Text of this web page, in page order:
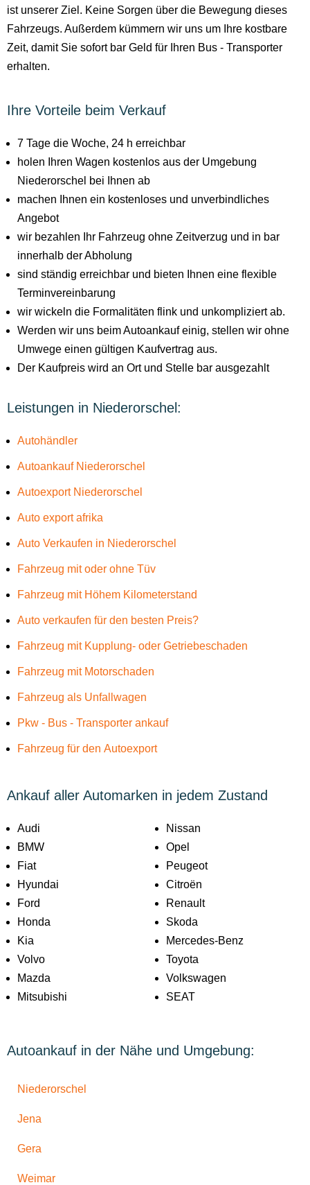
ist unserer Ziel. Keine Sorgen über die Bewegung dieses
Fahrzeugs. Außerdem kümmern wir uns um Ihre kostbare
Zeit, damit Sie sofort bar Geld für Ihren Bus - Transporter
erhalten.
Ihre Vorteile beim Verkauf
7 Tage die Woche, 24 h erreichbar
holen Ihren Wagen kostenlos aus der Umgebung
Niederorschel bei Ihnen ab
machen Ihnen ein kostenloses und unverbindliches
Angebot
wir bezahlen Ihr Fahrzeug ohne Zeitverzug und in bar
innerhalb der Abholung
sind ständig erreichbar und bieten Ihnen eine flexible
Terminvereinbarung
wir wickeln die Formalitäten flink und unkompliziert ab.
Werden wir uns beim Autoankauf einig, stellen wir ohne
Umwege einen gültigen Kaufvertrag aus.
Der Kaufpreis wird an Ort und Stelle bar ausgezahlt
Leistungen in Niederorschel:
Autohändler
Autoankauf Niederorschel
Autoexport Niederorschel
Auto export afrika
Auto Verkaufen in Niederorschel
Fahrzeug mit oder ohne Tüv
Fahrzeug mit Höhem Kilometerstand
Auto verkaufen für den besten Preis?
Fahrzeug mit Kupplung- oder Getriebeschaden
Fahrzeug mit Motorschaden
Fahrzeug als Unfallwagen
Pkw - Bus - Transporter ankauf
Fahrzeug für den Autoexport
Ankauf aller Automarken in jedem Zustand
Audi
BMW
Fiat
Hyundai
Ford
Honda
Kia
Volvo
Mazda
Mitsubishi
Nissan
Opel
Peugeot
Citroën
Renault
Skoda
Mercedes-Benz
Toyota
Volkswagen
SEAT
Autoankauf in der Nähe und Umgebung:
Niederorschel
Jena
Gera
Weimar